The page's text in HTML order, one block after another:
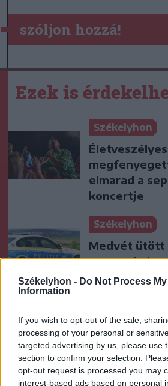
Székelyhon - Do Not Process
Information
If you wish to opt-out of the sale,
processing of your personal or
targeted advertising by us, please use
section to confirm your selection.
opt-out request is processed you may
interest-based ads based on personal
szóljon hozzá!
Ezek is
Székelyhon
elmarad a
koncertje
Székelyhon
Medvét ütött
nagyvad el
a baleset
Sepsi OSK és
Csíkszereda